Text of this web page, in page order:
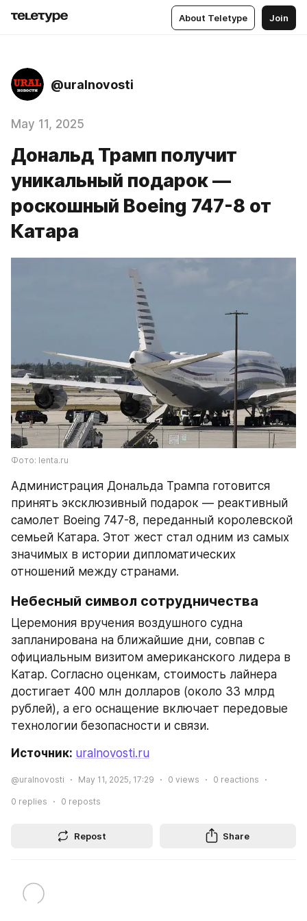
About Teletype Join
@uralnovosti
May 11, 2025
Дональд Трамп получит
уникальный подарок —
роскошный Boeing 747-8 от
Катара
Фото: lenta.ru
Администрация Дональда Трампа готовится
принять эксклюзивный подарок — реактивный
самолет Boeing 747-8, переданный королевской
семьей Катара. Этот жест стал одним из самых
значимых в истории дипломатических
отношений между странами.
Небесный символ сотрудничества
Церемония вручения воздушного судна
запланирована на ближайшие дни, совпав с
официальным визитом американского лидера в
Катар. Согласно оценкам, стоимость лайнера
достигает 400 млн долларов (около 33 млрд
рублей), а его оснащение включает передовые
технологии безопасности и связи.
Источник: uralnovosti.ru
@uralnovosti May 11, 2025, 17:29 0 views 0 reactions
0 replies 0 reposts
Repost Share